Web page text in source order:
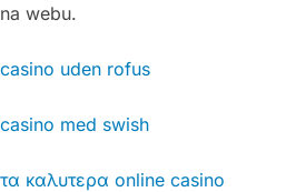
na webu.
casino uden rofus
casino med swish
τα καλυτερα online casino